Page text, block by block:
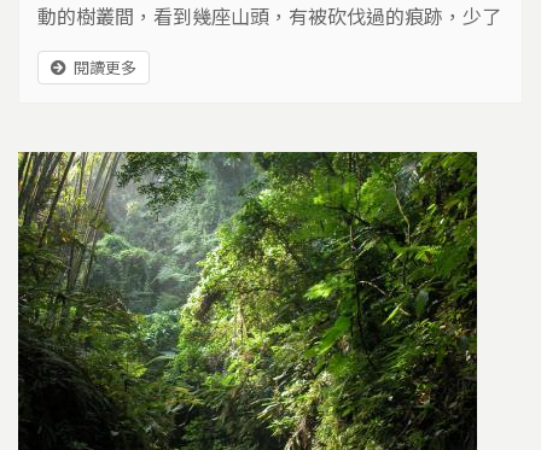
動的樹叢間，看到幾座山頭，有被砍伐過的痕跡，少了
樹木的屏障，山頭的風更大了。到了現場，只能用滿目
瘡痍來形容眼前所見…
閱讀更多